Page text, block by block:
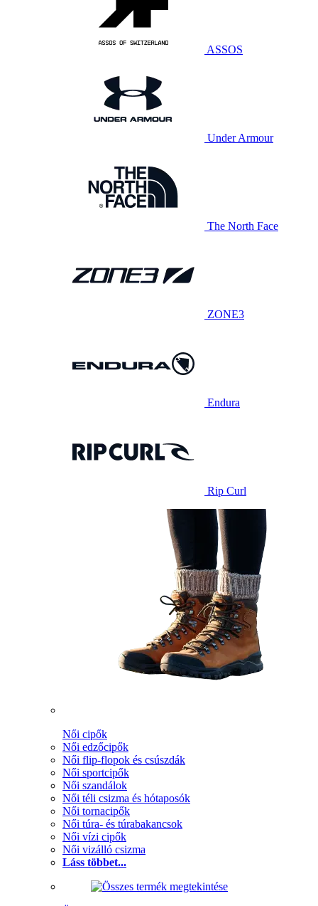
ASSOS
Under Armour
The North Face
ZONE3
Endura
Rip Curl
Női cipők
Női edzőcipők
Női flip-flopok és csúszdák
Női sportcipők
Női szandálok
Női téli csizma és hótaposók
Női tornacipők
Női túra- és túrabakancsok
Női vízi cipők
Női vizálló csizma
Láss többet...